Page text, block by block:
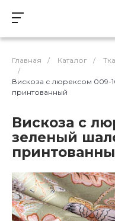
Главная / Каталог /
/
Вискоза с люрексом
принтованный
Вискоза с
зеленый